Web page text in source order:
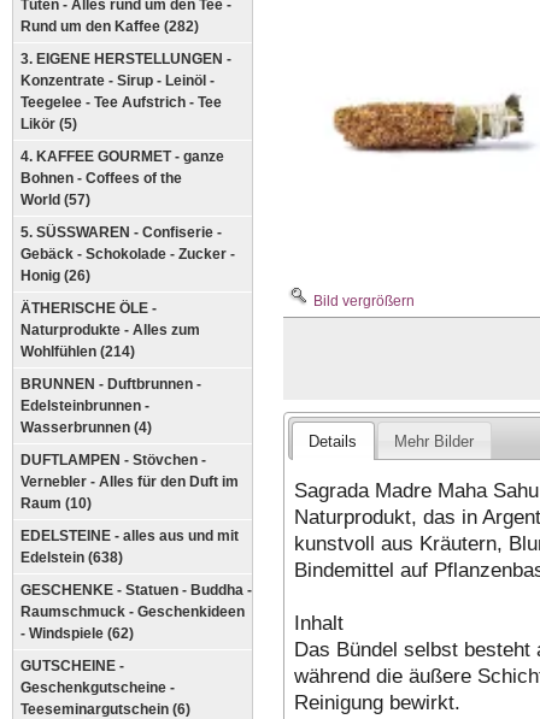
Tüten - Alles rund um den Tee -
Rund um den Kaffee (282)
3. EIGENE HERSTELLUNGEN -
Konzentrate - Sirup - Leinöl -
Teegelee - Tee Aufstrich - Tee
Likör (5)
4. KAFFEE GOURMET - ganze
Bohnen - Coffees of the
World (57)
5. SÜSSWAREN - Confiserie -
Gebäck - Schokolade - Zucker -
Honig (26)
ÄTHERISCHE ÖLE -
Naturprodukte - Alles zum
Wohlfühlen (214)
BRUNNEN - Duftbrunnen -
Edelsteinbrunnen -
Wasserbrunnen (4)
DUFTLAMPEN - Stövchen -
Vernebler - Alles für den Duft im
Raum (10)
EDELSTEINE - alles aus und mit
Edelstein (638)
GESCHENKE - Statuen - Buddha -
Raumschmuck - Geschenkideen
- Windspiele (62)
GUTSCHEINE -
Geschenkgutscheine -
Teeseminargutschein (6)
Bild vergrößern
Details Mehr Bilder
Sagrada Madre Maha
Naturprodukt, das in
kunstvoll aus Kräutern,
Bindemittel auf
Inhalt
Das Bündel selbst besteht
während die äußere
Reinigung bewirkt.